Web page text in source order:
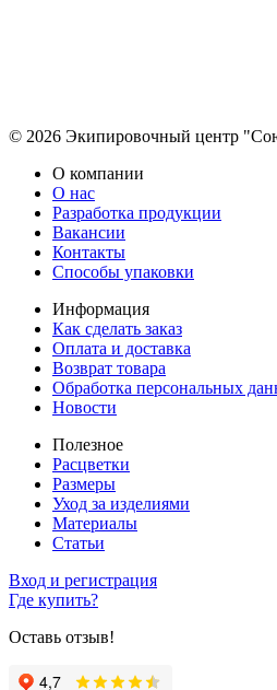
© 2026 Экипировочный центр
О компании
О нас
Разработка продукции
Вакансии
Контакты
Способы упаковки
Информация
Как сделать заказ
Оплата и доставка
Возврат товара
Обработка персональных
Новости
Полезное
Расцветки
Размеры
Уход за изделиями
Материалы
Статьи
Вход и регистрация
Где купить?
Оставь отзыв!